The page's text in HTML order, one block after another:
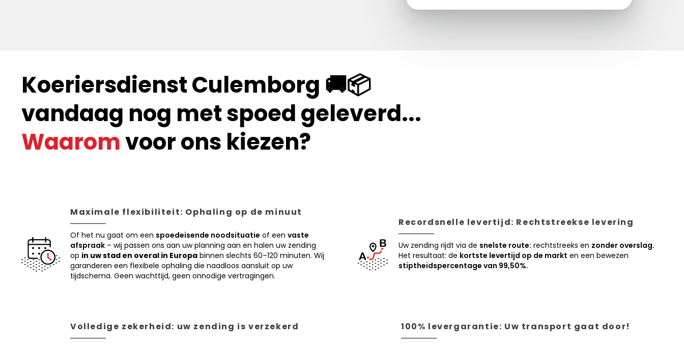
Koeriersdienst Culemborg 🚚📦
vandaag nog met spoed geleverd...
Waaromvoor ons kiezen?
Maximale flexibiliteit: Ophaling op de minuut
Of het nu gaat om een spoedeisende noodsituatie of een vaste
afspraak – wij passen ons aan uw planning aan en halen uw zending
op in uw stad en overal in Europa binnen slechts 60–120 minuten. Wij
garanderen een flexibele ophaling die naadloos aansluit op uw
tijdschema. Geen wachttijd, geen onnodige vertragingen.
Recordsnelle levertijd: Rechtstreekse levering
Uw zending rijdt via de snelste route: rechtstreeks en zonder overslag.
Het resultaat: de kortste levertijd op de markt en een bewezen
stiptheidspercentage van 99,50%.
Volledige zekerheid: uw zending is verzekerd 100% levergarantie: Uw transport gaat door!